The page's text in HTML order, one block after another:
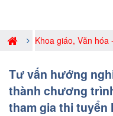
Khoa giáo, Văn hóa
Tư vấn hướng
thành chương
tham gia thi tuyển